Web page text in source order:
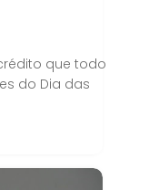
que todo
do Dia das